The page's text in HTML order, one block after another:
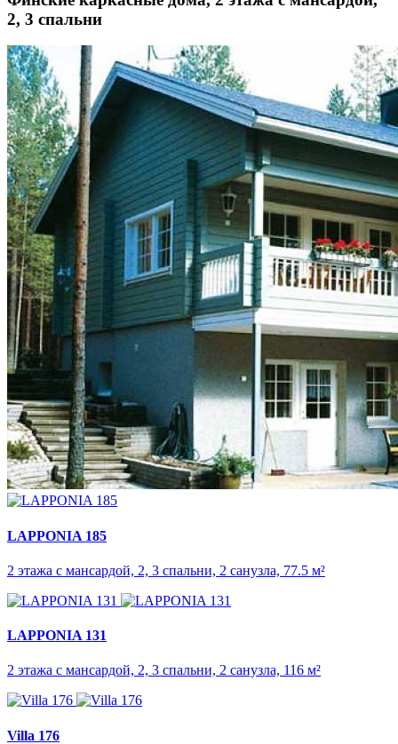
2, 3 спальни
LAPPONIA 185
2 этажа с мансардой, 2, 3 спальни, 2 санузла, 77.5 м²
LAPPONIA 131
2 этажа с мансардой, 2, 3 спальни, 2 санузла, 116 м²
Villa 176